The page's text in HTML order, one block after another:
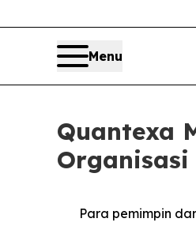
Menu
Quantexa
Organisasi
Para pemimpin